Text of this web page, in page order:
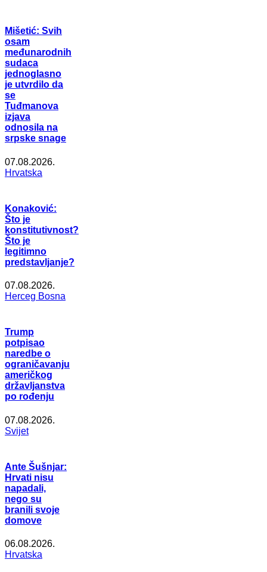
Mišetić: Svih
osam
međunarodnih
sudaca
jednoglasno
je utvrdilo da
se
Tuđmanova
izjava
odnosila na
srpske snage
07.08.2026.
Hrvatska
Konaković:
Što je
konstitutivnost?
Što je
legitimno
predstavljanje?
07.08.2026.
Herceg Bosna
Trump
potpisao
naredbe o
ograničavanju
američkog
državljanstva
po rođenju
07.08.2026.
Svijet
Ante Šušnjar:
Hrvati nisu
napadali,
nego su
branili svoje
domove
06.08.2026.
Hrvatska